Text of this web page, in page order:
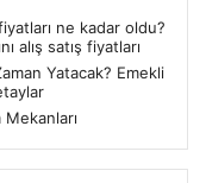
ne kadar oldu?
alış satış fiyatları
Yatacak? Emekli